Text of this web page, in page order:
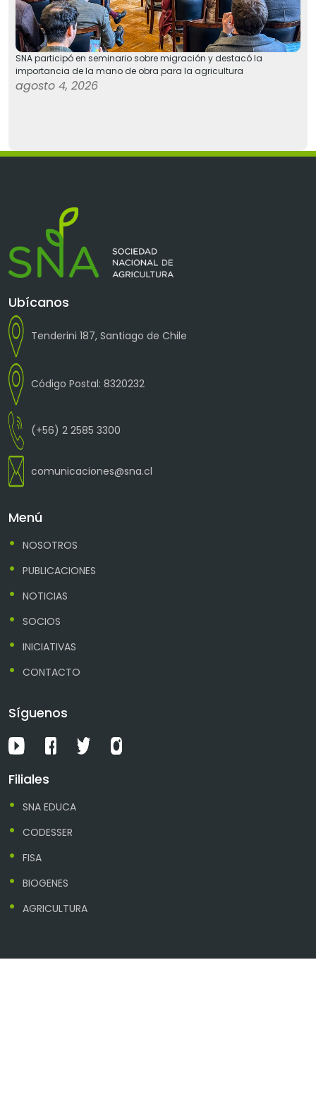
SNA participó en seminario sobre migración y destacó la
importancia de la mano de obra para la agricultura
agosto 4, 2026
Ubícanos
Tenderini 187, Santiago de Chile
Código Postal: 8320232
(+56) 2 2585 3300
comunicaciones@sna.cl
Menú
NOSOTROS
PUBLICACIONES
NOTICIAS
SOCIOS
INICIATIVAS
CONTACTO
Síguenos
Filiales
SNA EDUCA
CODESSER
FISA
BIOGENES
AGRICULTURA